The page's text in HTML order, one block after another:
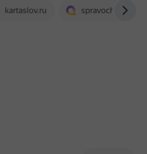
kartaslov.ru spravochnick.ru